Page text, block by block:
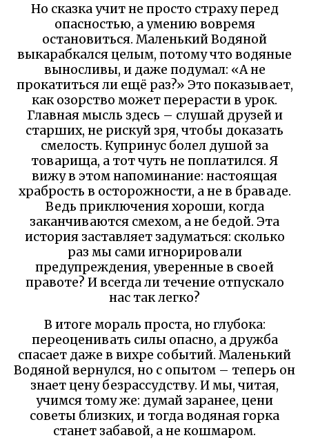
Но сказка учит не просто страху перед
опасностью, а умению вовремя
остановиться. Маленький Водяной
выкарабкался целым, потому что водяные
выносливы, и даже подумал: «А не
прокатиться ли ещё раз?» Это показывает,
как озорство может перерасти в урок.
Главная мысль здесь – слушай друзей и
старших, не рискуй зря, чтобы доказать
смелость. Купринус болел душой за
товарища, а тот чуть не поплатился. Я
вижу в этом напоминание: настоящая
храбрость в осторожности, а не в браваде.
Ведь приключения хороши, когда
заканчиваются смехом, а не бедой. Эта
история заставляет задуматься: сколько
раз мы сами игнорировали
предупреждения, уверенные в своей
правоте? И всегда ли течение отпускало
нас так легко?
В итоге мораль проста, но глубока:
переоценивать силы опасно, а дружба
спасает даже в вихре событий. Маленький
Водяной вернулся, но с опытом – теперь он
знает цену безрассудству. И мы, читая,
учимся тому же: думай заранее, цени
советы близких, и тогда водяная горка
станет забавой, а не кошмаром.